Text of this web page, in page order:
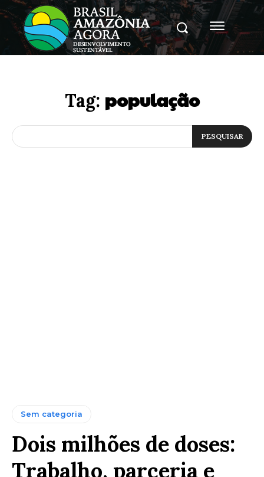
Tag: população
PESQUISAR
Sem categoria
Dois milhões de doses:
Trabalho, parceria e